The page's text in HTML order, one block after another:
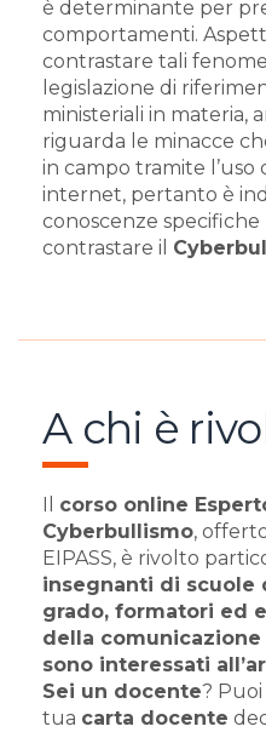
è determinante per
comportamenti.
contrastare tali
legislazione di
ministeriali in materia,
riguarda le minacce
in campo tramite l’uso
internet, pertanto è
conoscenze
contrastare il
A chi è
corso online
Cyberbullismo,
EIPASS, è rivolto
insegnanti di scuole
grado, formatori ed
della comunicazione
sono interessati
Sei un docente?
tua carta docente